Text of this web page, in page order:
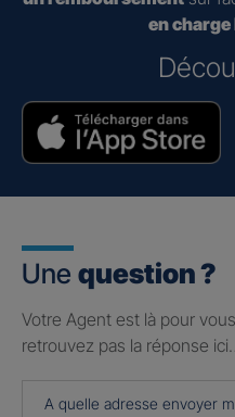
en
Une question ?
Votre Agent est là pour
retrouvez pas la réponse
A quelle adresse envoyer